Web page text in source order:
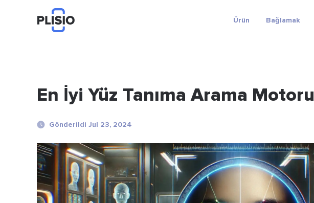
Ürün Bağlamak
En İyi Yüz Tanıma Arama Motoru
Gönderildi Jul 23, 2024